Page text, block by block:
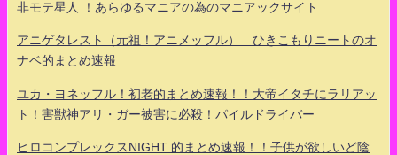
非モテ星人 ！あらゆるマニアの為のマニアックサイト
アニゲタレスト（元祖！アニメッフル） ひきこもりニートのオ
ナベ的まとめ速報
ユカ・ヨネッフル！初老的まとめ速報！！大帝イタチにラリアッ
ト！害獣神アリ・ガー被害に必殺！パイルドライバー
ヒロコンプレックスNIGHT 的まとめ速報！！子供が欲しいど陰